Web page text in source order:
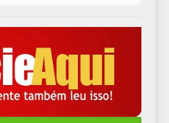
15°C 11°C